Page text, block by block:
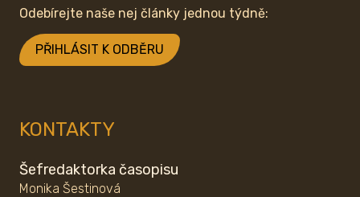
Odebírejte naše nej články jednou týdně:
PŘIHLÁSIT K ODBĚRU
KONTAKTY
Šefredaktorka časopisu
Monika Šestinová